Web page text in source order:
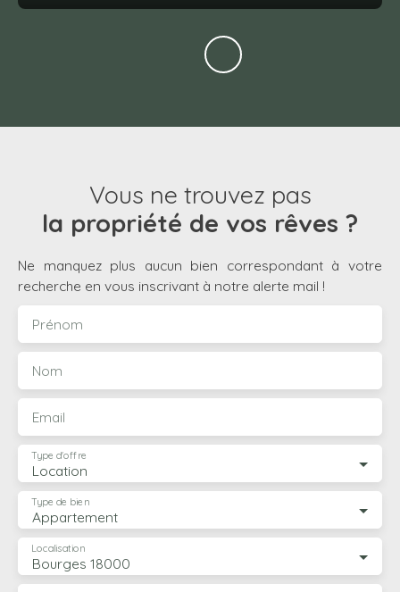
Vous ne trouvez pas
la propriété de vos rêves ?
Ne manquez plus aucun bien correspondant à votre
recherche en vous inscrivant à notre alerte mail !
Prénom
Nom
Email
Location
Type d'offre
Appartement
Type de bien
Bourges 18000
Localisation